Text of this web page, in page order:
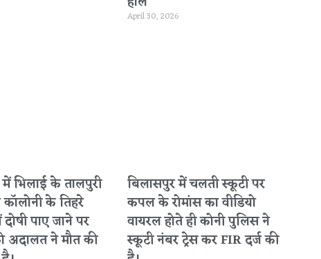
April 30, 2026
भिलाई के तालपुरी
के तिहरे
पाए जाने पर
अदालत ने मौत की
बिलासपुर में चलती स्कूटी पर
कपल के रोमांस का वीडियो
वायरल होते ही कोनी पुलिस ने
स्कूटी नंबर ट्रेस कर FIR दर्ज की